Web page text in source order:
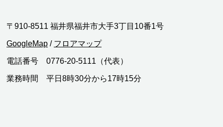
〒910-8511 福井県福井市大手3丁目10番1号
GoogleMap / フロアマップ
電話番号 0776-20-5111（代表）
業務時間 平日8時30分から17時15分